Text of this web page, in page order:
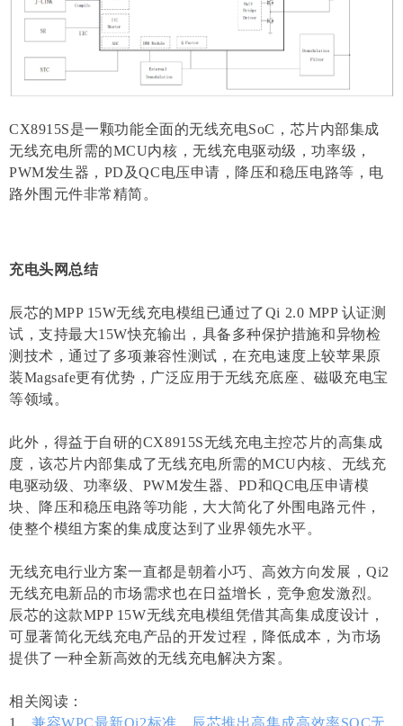
CX8915S是一颗功能全面的无线充电SoC，芯片内部集成
无线充电所需的MCU内核，无线充电驱动级，功率级，
PWM发生器，PD及QC电压申请，降压和稳压电路等，电
路外围元件非常精简。
充电头网总结
辰芯的MPP 15W无线充电模组已通过了Qi 2.0 MPP 认证测
试，支持最大15W快充输出，具备多种保护措施和异物检
测技术，通过了多项兼容性测试，在充电速度上较苹果原
装Magsafe更有优势，广泛应用于无线充底座、磁吸充电宝
等领域。
此外，得益于自研的CX8915S无线充电主控芯片的高集成
度，该芯片内部集成了无线充电所需的MCU内核、无线充
电驱动级、功率级、PWM发生器、PD和QC电压申请模
块、降压和稳压电路等功能，大大简化了外围电路元件，
使整个模组方案的集成度达到了业界领先水平。
无线充电行业方案一直都是朝着小巧、高效方向发展，Qi2
无线充电新品的市场需求也在日益增长，竞争愈发激烈。
辰芯的这款MPP 15W无线充电模组凭借其高集成度设计，
可显著简化无线充电产品的开发过程，降低成本，为市场
提供了一种全新高效的无线充电解决方案。
相关阅读：